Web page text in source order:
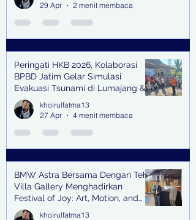
29 Apr
2 menit membaca
Peringati HKB 2026, Kolaborasi
BPBD Jatim Gelar Simulasi
Evakuasi Tsunami di Lumajang &
Trenggalek
khoirulfatma13
27 Apr
4 menit membaca
BMW Astra Bersama Dengan Teh
Villa Gallery Menghadirkan
Festival of Joy: Art, Motion, and
Scent
khoirulfatma13